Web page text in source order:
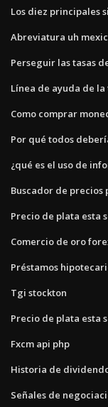
Los diez principales
Abreviatura uh
Perseguir las tasas
Línea de ayuda de
Como comprar
Por qué todos
¿qué es el uso de
Buscador de precios
Precio de plata esta
Comercio de oro
Préstamos
Tgi stockton
Precio de plata esta
Fxcm api php
Historia de
Señales de